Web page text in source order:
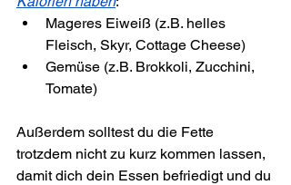
Mageres Eiweiß (z.B. helles
Fleisch, Skyr, Cottage Cheese)
Gemüse (z.B. Brokkoli, Zucchini,
Tomate)
Außerdem solltest du die Fette
trotzdem nicht zu kurz kommen lassen,
damit dich dein Essen befriedigt und du